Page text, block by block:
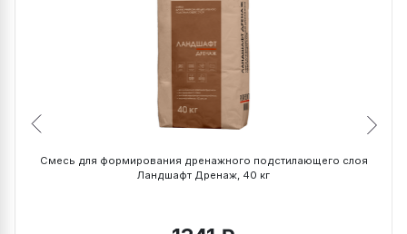
Смесь для формирования дренажного подстилающего слоя
Ландшафт Дренаж, 40 кг